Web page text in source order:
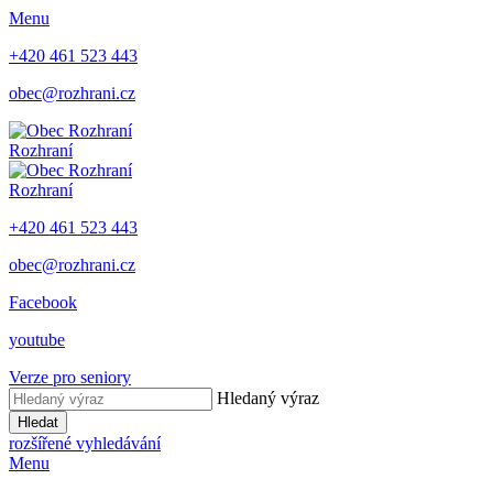
Menu
+420 461 523 443
obec@rozhrani.cz
Rozhraní
Rozhraní
+420 461 523 443
obec@rozhrani.cz
Facebook
youtube
Verze pro seniory
Hledaný výraz
Hledat
rozšířené vyhledávání
Menu